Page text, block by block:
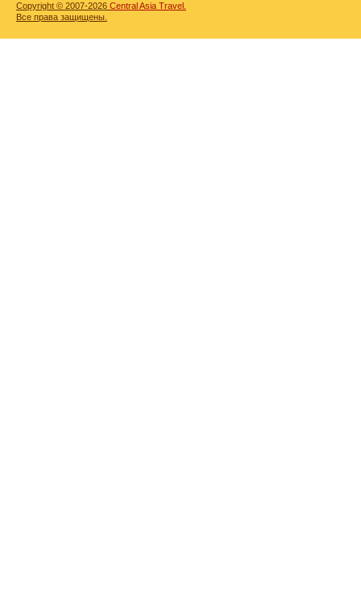
Copyright © 2007-2026 Central Asia Travel.
Все права защищены.